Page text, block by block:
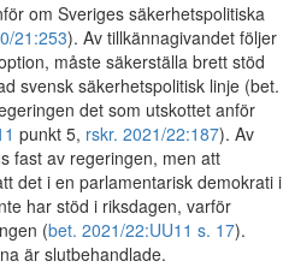
om Sveriges säkerhetspolitiska
21:253). Av tillkännagivandet följer
måste säkerställa brett stöd
svensk säkerhetspolitisk linje (bet.
det som utskottet anför
punkt 5, rskr. 2021/22:187). Av
fast av regeringen, men att
det i en parlamentarisk demokrati i
har stöd i riksdagen, varför
(bet. 2021/22:UU11 s. 17).
är slutbehandlade.